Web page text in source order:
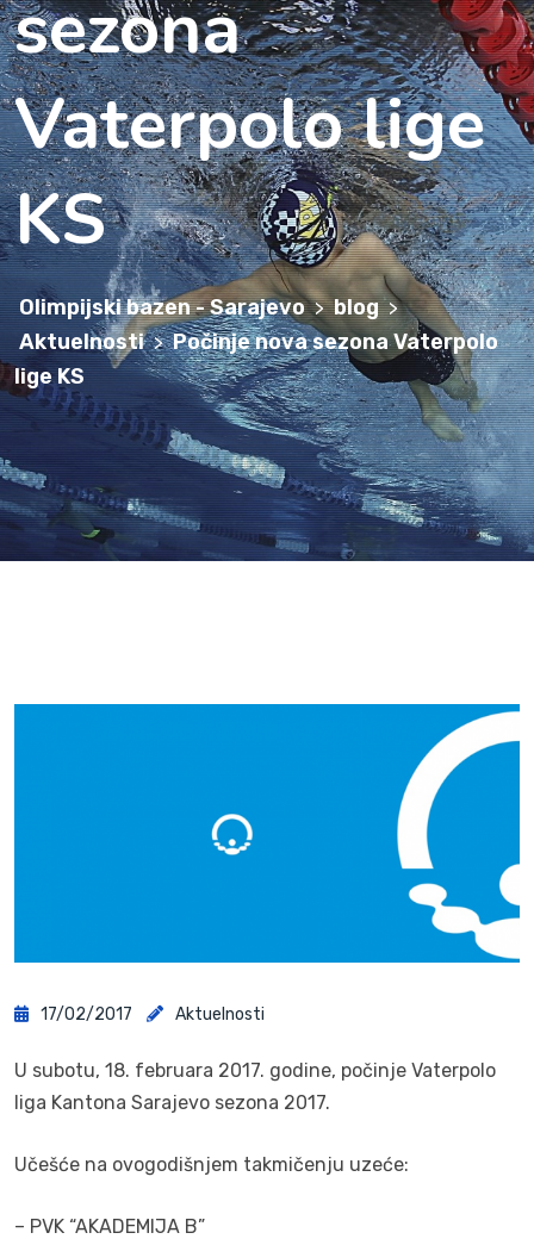
sezona
Vaterpolo lige
KS
Olimpijski bazen - Sarajevo > blog >
Aktuelnosti > Počinje nova sezona Vaterpolo
lige KS
17/02/2017 Aktuelnosti
U subotu, 18. februara 2017. godine, počinje Vaterpolo
liga Kantona Sarajevo sezona 2017.
Učešće na ovogodišnjem takmičenju uzeće:
– PVK “AKADEMIJA B”